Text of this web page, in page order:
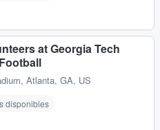
at Georgia Tech
, Atlanta, GA, US
disponibles